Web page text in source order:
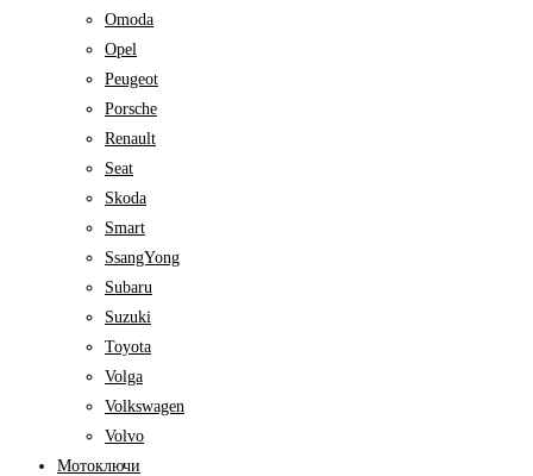
Omoda
Opel
Peugeot
Porsche
Renault
Seat
Skoda
Smart
SsangYong
Subaru
Suzuki
Toyota
Volga
Volkswagen
Volvo
Мотоключи